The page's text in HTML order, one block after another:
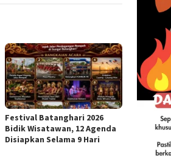
Festival Batanghari 2026
Bidik Wisatawan, 12 Agenda
Disiapkan Selama 9 Hari